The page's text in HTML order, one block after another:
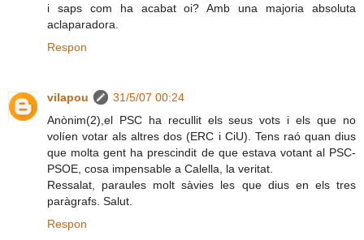
i saps com ha acabat oi? Amb una majoria absoluta
aclaparadora.
Respon
vilapou
31/5/07 00:24
Anònim(2),el PSC ha recullit els seus vots i els que no
volíen votar als altres dos (ERC i CiU). Tens raó quan dius
que molta gent ha prescindit de que estava votant al PSC-
PSOE, cosa impensable a Calella, la veritat.
Ressalat, paraules molt sàvies les que dius en els tres
paràgrafs. Salut.
Respon